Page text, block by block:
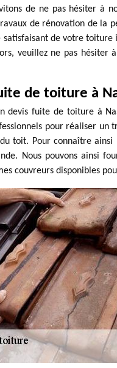
de ne pas hésiter à
de rénovation de la
satisfaisant de votre
veuillez ne pas hésiter
de toiture à
devis fuite de toiture à
pour réaliser
toit. Pour connaître
Nous pouvons ainsi
couvreurs disponibles